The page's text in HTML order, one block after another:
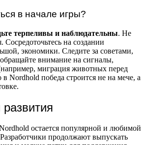
в начале игры?
терпеливы и наблюдательны. Не
Сосредоточьтесь на создании
экономики. Следите за советами,
внимание на сигналы,
миграция животных перед
Nordhold победа строится не на мече, а
остается популярной и любимой
продолжают выпускать